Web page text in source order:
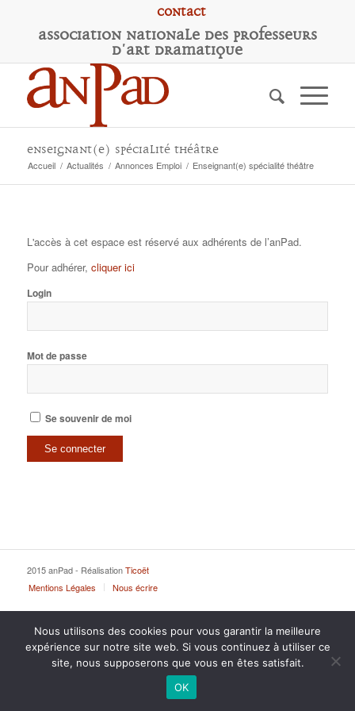
Contact
Association Nationale des Professeurs
d'Art Dramatique
Enseignant(e) spécialité théâtre
Accueil / Actualités / Annonces Emploi / Enseignant(e) spécialité théâtre
L'accès à cet espace est réservé aux adhérents de l’anPad.
Pour adhérer, cliquer ici
Login
Mot de passe
Se souvenir de moi
2015 anPad - RéalisationTicoët
Mentions Légales
Nous écrire
Nous utilisons des cookies pour vous garantir la meilleure
expérience sur notre site web. Si vous continuez à utiliser ce
site, nous supposerons que vous en êtes satisfait.
OK